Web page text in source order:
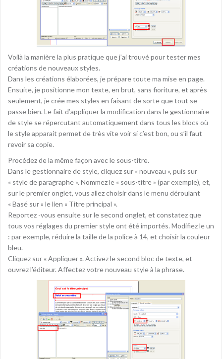
Voilà la manière la plus pratique que j’ai trouvé pour tester mes
créations de nouveaux styles.
Dans les créations élaborées, je prépare toute ma mise en page.
Ensuite, je positionne mon texte, en brut, sans fioriture, et après
seulement, je crée mes styles en faisant de sorte que tout se
passe bien. Le fait d’appliquer la modification dans le gestionnaire
de style se répercutant automatiquement dans tous les blocs où
le style apparait permet de très vite voir si c’est bon, ou s’il faut
revoir sa copie.
Procédez de la même façon avec le sous-titre.
Dans le gestionnaire de style, cliquez sur « nouveau », puis sur
« style de paragraphe ». Nommez le « sous-titre » (par exemple), et,
sur le premier onglet, vous allez choisir dans le menu déroulant
« Basé sur » le lien « Titre principal ».
Reportez -vous ensuite sur le second onglet, et constatez que
tous vos réglages du premier style ont été importés. Modifiez le un
: par exemple, réduire la taille de la police à 14, et choisir la couleur
bleu.
Cliquez sur « Appliquer ». Activez le second bloc de texte, et
ouvrez l’éditeur. Affectez votre nouveau style à la phrase.